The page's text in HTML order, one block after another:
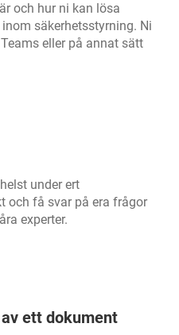
och hur ni kan lösa
säkerhetsstyrning. Ni
eller på annat sätt
under ert
och få svar på era frågor
experter.
ett dokument